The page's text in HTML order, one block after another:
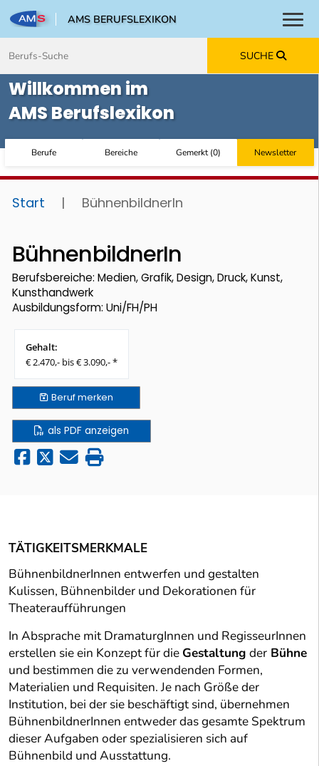
AMS BERUFSLEXIKON
SUCHE
Willkommen im
AMS Berufslexikon
Berufe Bereiche Gemerkt(0) Newsletter
Start | BühnenbildnerIn
BühnenbildnerIn
Berufsbereiche: Medien, Grafik, Design, Druck, Kunst,
Kunsthandwerk
Ausbildungsform: Uni/FH/PH
Gehalt:
€ 2.470,- bis € 3.090,- *
Berufmerken
als PDF anzeigen
TÄTIGKEITSMERKMALE
BühnenbildnerInnen entwerfen und gestalten
Kulissen, Bühnenbilder und Dekorationen für
Theateraufführungen
In Absprache mit DramaturgInnen und RegisseurInnen
erstellen sie ein Konzept für die Gestaltung der Bühne
und bestimmen die zu verwendenden Formen,
Materialien und Requisiten. Je nach Größe der
Institution, bei der sie beschäftigt sind, übernehmen
BühnenbildnerInnen entweder das gesamte Spektrum
dieser Aufgaben oder spezialisieren sich auf
Bühnenbild und Ausstattung.